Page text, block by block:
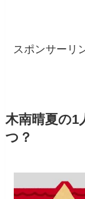
スポンサーリ
木南晴夏の1
つ？